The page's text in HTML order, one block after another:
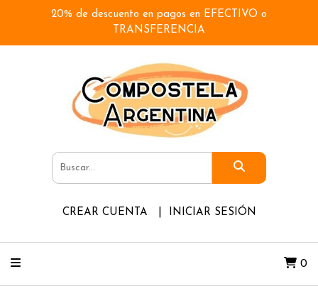
20% de descuento en pagos en EFECTIVO o
TRANSFERENCIA
CREAR CUENTA INICIAR SESIÓN
0